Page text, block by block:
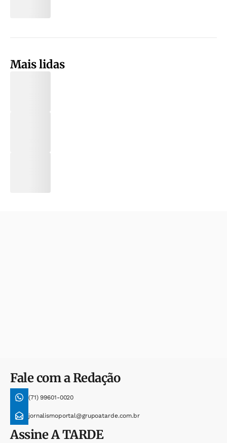
Mais lidas
Fale com a Redação
(71) 99601-0020
jornalismoportal@grupoatarde.com.br
AssineA TARDE